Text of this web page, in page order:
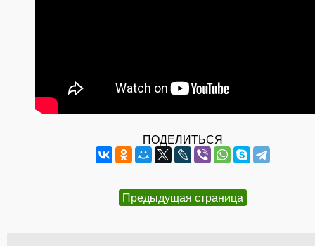
ПОДЕЛИТЬСЯ
Предыдущая страница